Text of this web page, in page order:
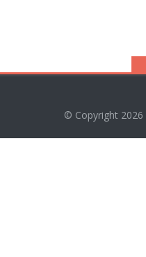
© Copyright 2026